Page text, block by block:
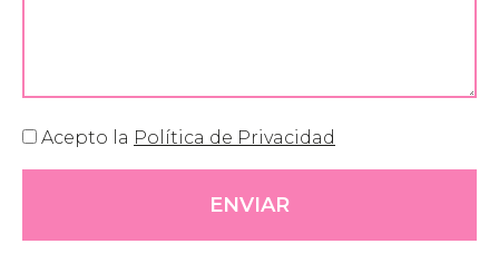
Acepto la Política de Privacidad